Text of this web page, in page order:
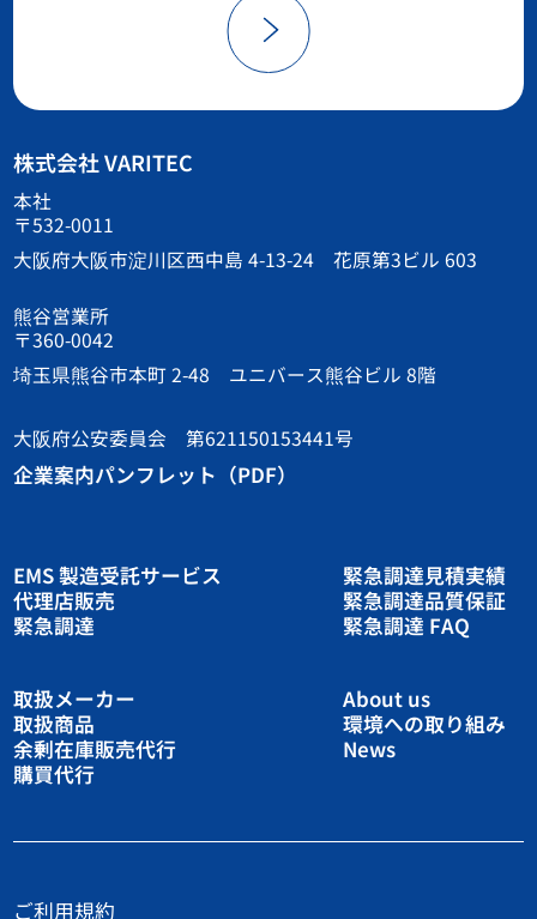
株式会社 VARITEC
本社
〒532-0011
大阪府大阪市淀川区西中島 4-13-24 花原第3ビル 603
熊谷営業所
〒360-0042
埼玉県熊谷市本町 2-48 ユニバース熊谷ビル 8階
大阪府公安委員会 第621150153441号
企業案内パンフレット（PDF）
EMS 製造受託サービス
代理店販売
緊急調達
取扱メーカー
取扱商品
余剰在庫販売代行
購買代行
緊急調達見積実績
緊急調達品質保証
緊急調達 FAQ
About us
環境への取り組み
News
ご利用規約